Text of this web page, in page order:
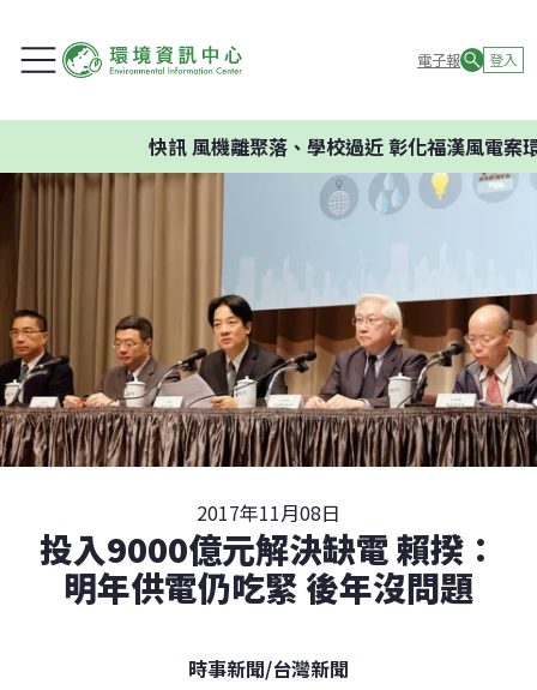
電子報 登入
風機離聚落、學校過近 彰化福漢風電案環委建
2017年11月08日
投入9000億元解決缺電 賴揆：
明年供電仍吃緊 後年沒問題
時事新聞/台灣新聞